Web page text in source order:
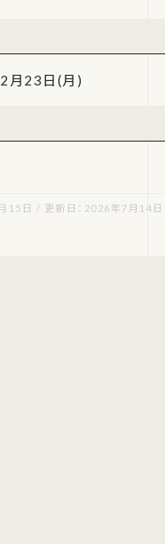
月23日(月)
15日 / 更新日：2026年7月14日